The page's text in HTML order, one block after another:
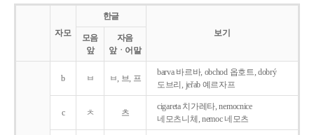
자모
한글
보기
모음
앞
자음
앞ㆍ어말
b ㅂ ㅂ, 브, 프
barva 바르바, obchod 옵호트, dobrý
도브리, jeřab 예르자프
c ㅊ 츠
cigareta 치가레타, nemocnice
네모츠니체, nemoc 네모츠